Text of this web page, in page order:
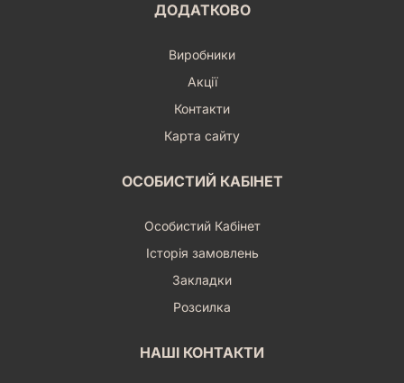
ДОДАТКОВО
Виробники
Акції
Контакти
Карта сайту
ОСОБИСТИЙ КАБІНЕТ
Особистий Кабінет
Історія замовлень
Закладки
Розсилка
НАШІ КОНТАКТИ